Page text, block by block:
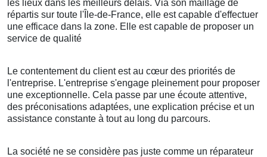
les lieux dans les meilleurs délais. Via son maillage de
répartis sur toute l'Île-de-France, elle est capable d'effectuer
une efficace dans la zone. Elle est capable de proposer un
service de qualité
Le contentement du client est au cœur des priorités de
l'entreprise. L'entreprise s'engage pleinement pour proposer
une exceptionnelle. Cela passe par une écoute attentive,
des préconisations adaptées, une explication précise et un
assistance constante à tout au long du parcours.
La société ne se considère pas juste comme un réparateur